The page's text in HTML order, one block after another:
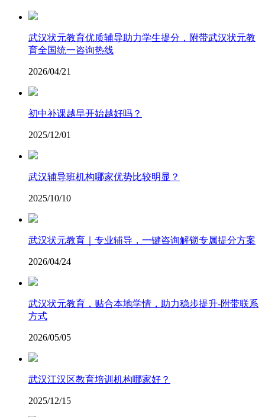
武汉状元教育优质辅导助力学生提分，附带武汉状元教
育全国统一咨询热线
2026/04/21
初中补课越早开始越好吗？
2025/12/01
武汉辅导班机构哪家优势比较明显？
2025/10/10
武汉状元教育｜专业辅导，一键咨询解锁专属提分方案
2026/04/24
武汉状元教育，贴合本地学情，助力稳步提升-附带联系
方式
2026/05/05
武汉江汉区教育培训机构哪家好？
2025/12/15